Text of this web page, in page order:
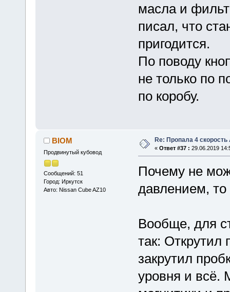
масла и
писал, что
пригодится.
По поводу
не только по
по коробу.
BIOM
Продвинутый кубовод
Сообщений: 51
Город: Иркутск
Авто: Nissan Cube AZ10
Re: Пропала 4
« Ответ #37 : 29.06.2019
Почему не
давлением, то
Вообще, для
так: Открутил
закрутил
уровня и всё.